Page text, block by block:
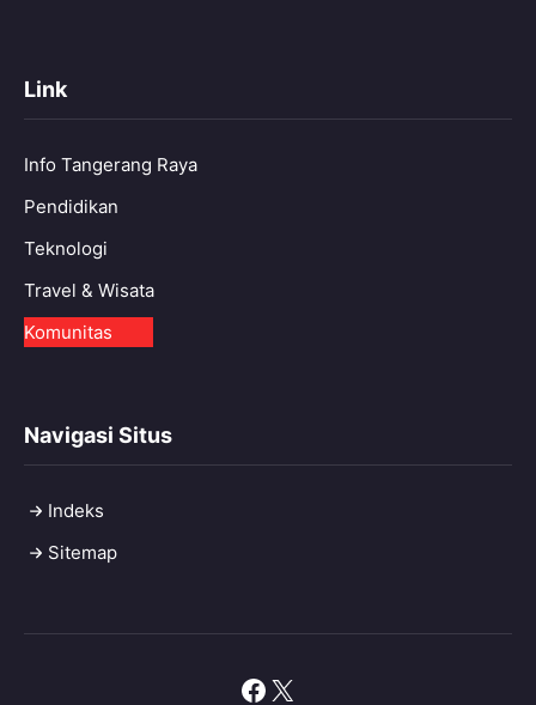
Link
Info Tangerang Raya
Pendidikan
Teknologi
Travel & Wisata
Komunitas
Navigasi Situs
Indeks
Sitemap
Facebook
X